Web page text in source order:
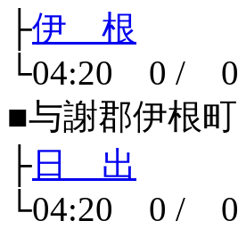
├伊 根
└04:20 0 / 0
■与謝郡伊根町
├ 日 出
└04:20 0 / 0